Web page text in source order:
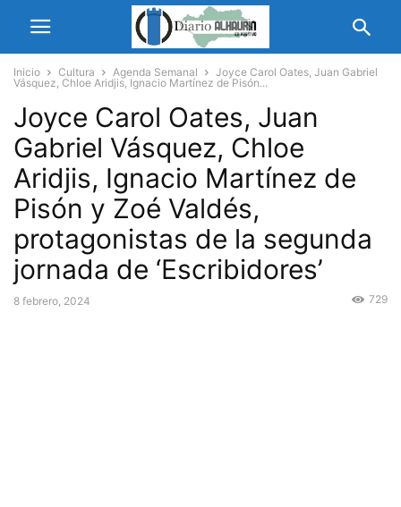
Inicio Cultura Agenda Semanal
Joyce Carol Oates, Juan Gabriel
Vásquez, Chloe Aridjis, Ignacio Martínez de Pisón...
Joyce Carol Oates, Juan
Gabriel Vásquez, Chloe
Aridjis, Ignacio Martínez de
Pisón y Zoé Valdés,
protagonistas de la segunda
jornada de ‘Escribidores’
8 febrero, 2024 729